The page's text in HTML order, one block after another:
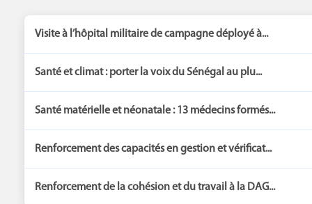
Visite à l’hôpital militaire de campagne déployé à...
Santé et climat : porter la voix du Sénégal au plu...
Santé matérielle et néonatale : 13 médecins formés...
Renforcement des capacités en gestion et vérificat...
Renforcement de la cohésion et du travail à la DAG...